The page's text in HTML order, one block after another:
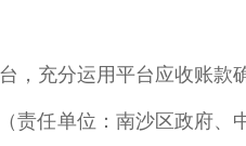
，充分运用平台应收账款
责任单位：南沙区政府、